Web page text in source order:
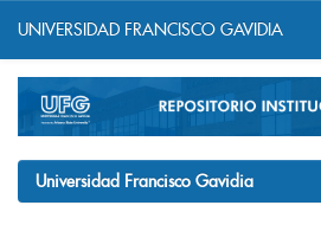
navigation
UNIVERSIDAD FRANCISCO GAVIDIA
Universidad Francisco Gavidia